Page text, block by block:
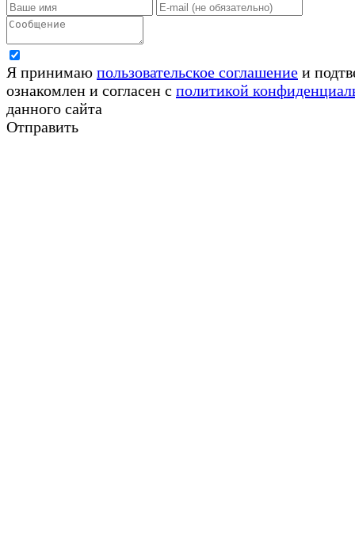
Я принимаю пользовательское соглашение и
ознакомлен и согласен с политикой
данного сайта
Отправить